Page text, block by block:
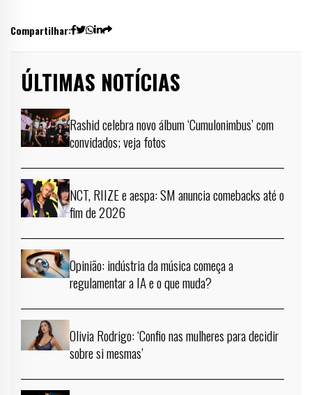
Compartilhar:
ÚLTIMAS NOTÍCIAS
Rashid celebra novo álbum ‘Cumulonimbus’ com
convidados; veja fotos
NCT, RIIZE e aespa: SM anuncia comebacks até o
fim de 2026
Opinião: indústria da música começa a
regulamentar a IA e o que muda?
Olivia Rodrigo: ‘Confio nas mulheres para decidir
sobre si mesmas’